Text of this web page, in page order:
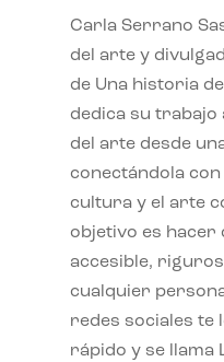
Carla Serrano
del arte y
de Una historia
dedica su
del arte desde
conectándola
cultura y el arte
objetivo es hacer
accesible,
cualquier
redes sociales te
rápido y se llama